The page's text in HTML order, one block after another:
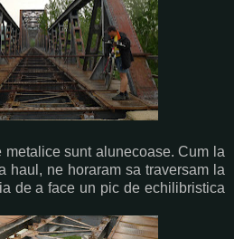
sunt alunecoase. Cum la
haul, ne horaram sa traversam la
de a face un pic de echilibristica